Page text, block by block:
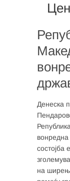
Денеска
вонредна
состојба
на